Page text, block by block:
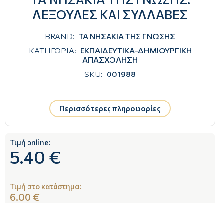
ΛΕΞΟΥΛΕΣ ΚΑΙ ΣΥΛΛΑΒΕΣ
BRAND: ΤΑ ΝΗΣΑΚΙΑ ΤΗΣ ΓΝΩΣΗΣ
ΚΑΤΗΓΟΡΙΑ: ΕΚΠΑΙΔΕΥΤΙΚΑ-ΔΗΜΙΟΥΡΓΙΚΗ
ΑΠΑΣΧΟΛΗΣΗ
SKU: 001988
Περισσότερες πληροφορίες
Τιμή online:
5.40 €
Τιμή στο κατάστημα:
6.00 €